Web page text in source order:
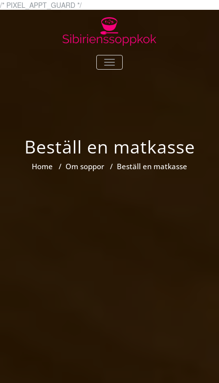
/* PIXEL_APPT_GUARD */Skip
content
sibirienssoppkok.se
Allt du vill veta om soppor
TOGGLE
NAVIGATION
Beställ en matkasse
Home / Om soppor / Beställ en matkasse